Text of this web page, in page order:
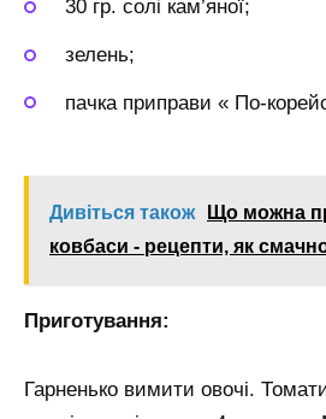
30 гр. солі кам’яної;
зелень;
пачка приправи « По-
Дивіться також
Що можна
ковбаси - рецепти, як
Приготування:
Гарненько вимити овочі.